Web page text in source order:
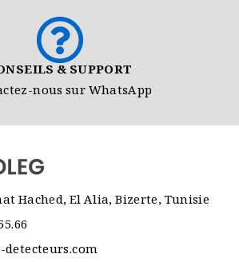
& SUPPORT
nous sur WhatsApp
Hached, El Alia, Bizerte, Tunisie
detecteurs.com